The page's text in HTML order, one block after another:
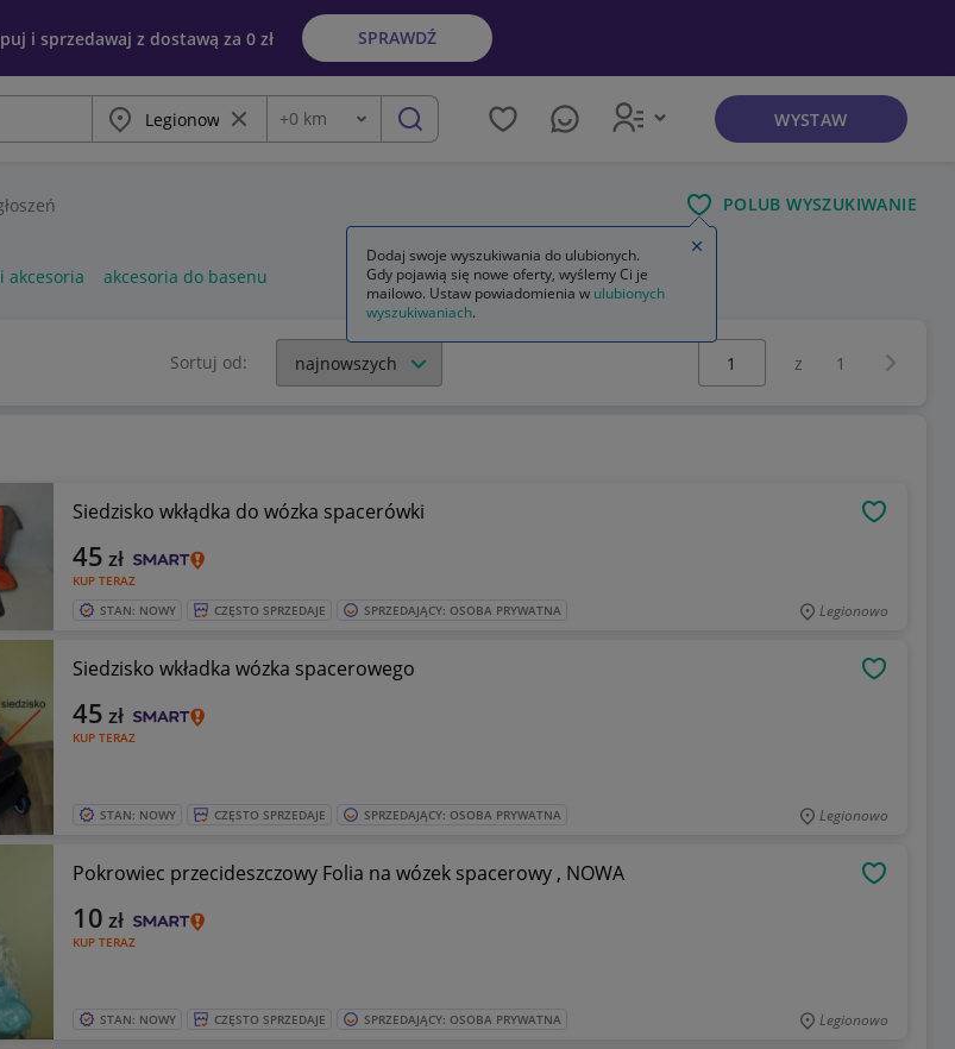
i sprzedawaj z dostawą za 0 zł SPRAWDŹ
Miasto Wyczyść frazę
Odległość
+0 km szukaj WYSTAW
POLUB WYSZUKIWANIE
akcesoria akcesoria do basenu
Sortuj od:
Wybierz stronę:
z 1
Siedzisko wkłądka do wózka spacerówki
KUP TERAZ
45 zł
STAN: NOWY CZĘSTO SPRZEDAJE SPRZEDAJĄCY: OSOBA PRYWATNA Legionowo
Siedzisko wkładka wózka spacerowego
KUP TERAZ
45 zł
STAN: NOWY CZĘSTO SPRZEDAJE SPRZEDAJĄCY: OSOBA PRYWATNA Legionowo
Pokrowiec przecideszczowy Folia na wózek spacerowy , NOWA
KUP TERAZ
10 zł
STAN: NOWY CZĘSTO SPRZEDAJE SPRZEDAJĄCY: OSOBA PRYWATNA Legionowo
Dodaj swoje wyszukiwania do ulubionych.
Gdy pojawią się nowe oferty, wyślemy Ci je
mailowo. Ustaw powiadomienia w ulubionych
wyszukiwaniach.
Zamknij wskazówkę